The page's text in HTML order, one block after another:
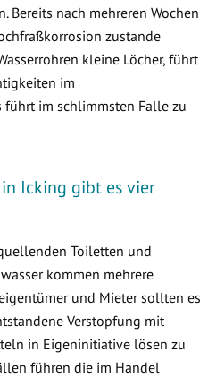
Bereits nach mehreren Wochen
zustande
kleine Löcher, führt
im
führt im schlimmsten Falle zu
Icking gibt es vier
Toiletten und
kommen mehrere
und Mieter sollten es
Verstopfung mit
in Eigeninitiative lösen zu
führen die im Handel